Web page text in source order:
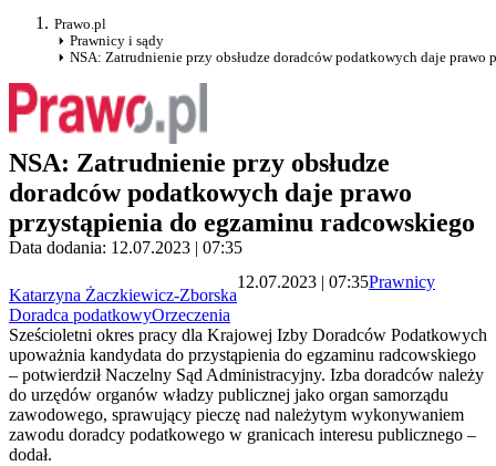
Prawo.pl
Prawnicy i sądy
NSA: Zatrudnienie przy obsłudze doradców podatkowych daje prawo
NSA: Zatrudnienie przy obsłudze
doradców podatkowych daje prawo
przystąpienia do egzaminu radcowskiego
Data dodania: 12.07.2023 | 07:35
Katarzyna Żaczkiewicz-Zborska
12.07.2023 | 07:35Prawnicy
Doradca podatkowyOrzeczenia
Sześcioletni okres pracy dla Krajowej Izby Doradców Podatkowych
upoważnia kandydata do przystąpienia do egzaminu radcowskiego
– potwierdził Naczelny Sąd Administracyjny. Izba doradców należy
do urzędów organów władzy publicznej jako organ samorządu
zawodowego, sprawujący pieczę nad należytym wykonywaniem
zawodu doradcy podatkowego w granicach interesu publicznego –
dodał.